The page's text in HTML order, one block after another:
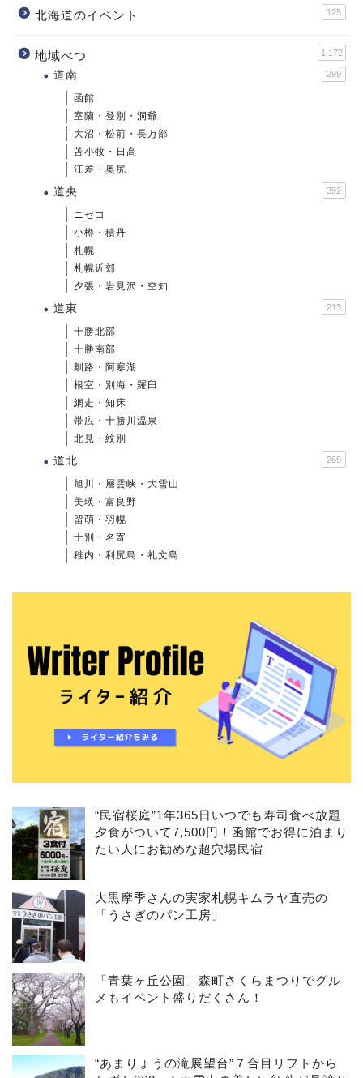
北海道のイベント 125
地域べつ 1,172
道南 299
函館
室蘭・登別・洞爺
大沼・松前・長万部
苫小牧・日高
江差・奥尻
道央 392
ニセコ
小樽・積丹
札幌
札幌近郊
夕張・岩見沢・空知
道東 213
十勝北部
十勝南部
釧路・阿寒湖
根室・別海・羅臼
網走・知床
帯広・十勝川温泉
北見・紋別
道北 269
旭川・層雲峡・大雪山
美瑛・富良野
留萌・羽幌
士別・名寄
稚内・利尻島・礼文島
“民宿桜庭”1年365日いつでも寿司食べ放題
夕食がついて7,500円！函館でお得に泊まり
たい人にお勧めな超穴場民宿
大黒摩季さんの実家札幌キムラヤ直売の
「うさぎのパン工房」
「青葉ヶ丘公園」森町さくらまつりでグル
メもイベント盛りだくさん！
“あまりょうの滝展望台”７合目リフトから